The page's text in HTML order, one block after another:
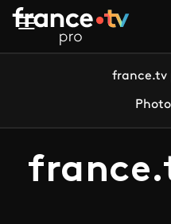
Aller au contenu principal
france.tv